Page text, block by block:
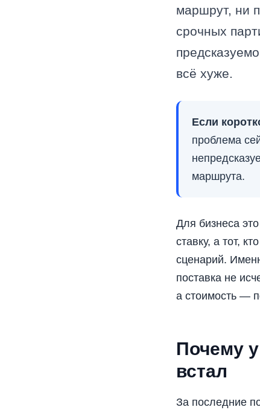
маршрут, ни
срочных
всё хуже.
Если
проблема
маршрута.
Для бизнеса
ставку, а тот,
сценарий.
поставка не
а стоимость —
Почему
встал
За последние